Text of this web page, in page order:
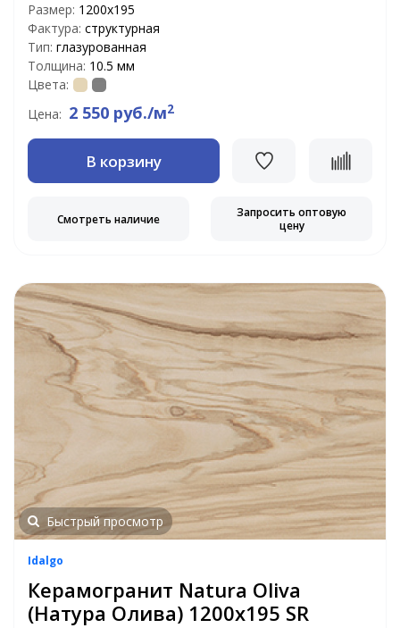
Размер: 1200х195
Фактура: структурная
Тип: глазурованная
Толщина: 10.5 мм
Цвета:
Цена: 2 550 руб./м2
В корзину
Смотреть наличие
Запросить оптовую
цену
Быстрый просмотр
Idalgo
Керамогранит Natura Oliva
(Натура Олива) 1200х195 SR